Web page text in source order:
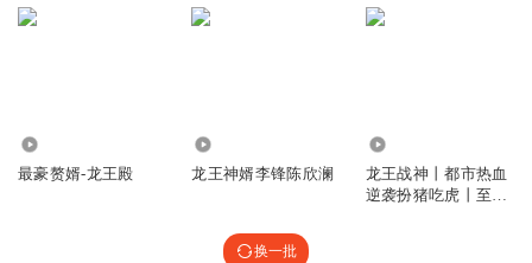
最豪赘婿-龙王殿 龙王神婿李锋陈欣澜
龙王战神丨都市热血
逆袭扮猪吃虎丨至尊
换一批